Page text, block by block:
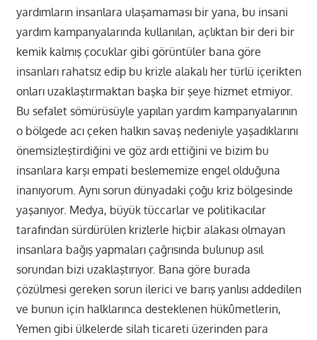
yardımların insanlara ulaşamaması bir yana, bu insani
yardım kampanyalarında kullanılan, açlıktan bir deri bir
kemik kalmış çocuklar gibi görüntüler bana göre
insanları rahatsız edip bu krizle alakalı her türlü içerikten
onları uzaklaştırmaktan başka bir şeye hizmet etmiyor.
Bu sefalet sömürüsüyle yapılan yardım kampanyalarının
o bölgede acı çeken halkın savaş nedeniyle yaşadıklarını
önemsizleştirdiğini ve göz ardı ettiğini ve bizim bu
insanlara karşı empati beslememize engel olduğuna
inanıyorum. Aynı sorun dünyadaki çoğu kriz bölgesinde
yaşanıyor. Medya, büyük tüccarlar ve politikacılar
tarafından sürdürülen krizlerle hiçbir alakası olmayan
insanlara bağış yapmaları çağrısında bulunup asıl
sorundan bizi uzaklaştırıyor. Bana göre burada
çözülmesi gereken sorun ilerici ve barış yanlısı addedilen
ve bunun için halklarınca desteklenen hükûmetlerin,
Yemen gibi ülkelerde silah ticareti üzerinden para